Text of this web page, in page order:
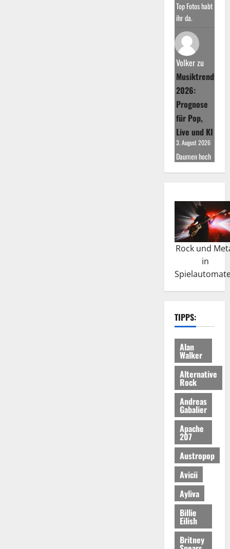
Top Fotos habt
ihr da.
Volkerzu
Musiktrends
2026:
Prognose
für Pop,
Live und KI
3. August 2026
Daumen hoch
Rock und
in
TIPPS:
Alan
Walker
Alternative
Rock
Andreas
Gabalier
Apache
207
Austropop
Avicii
Ayliva
Billie
Eilish
Britney